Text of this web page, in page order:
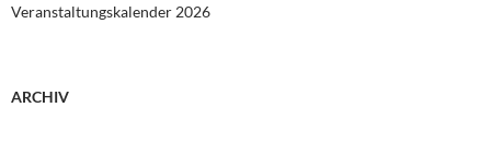
Veranstaltungskalender 2026
ARCHIV